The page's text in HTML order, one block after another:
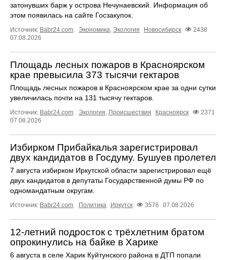
затонувших барж у острова Нечунаевский. Информация об
этом появилась на сайте Госзакупок.
Источник: Babr24.com. Экономика, Экология Новосибирск
2438
07.08.2026
Площадь лесных пожаров в Красноярском
крае превысила 373 тысячи гектаров
Площадь лесных пожаров в Красноярском крае за одни сутки
увеличилась почти на 131 тысячу гектаров.
Источник: Babr24.com. Экология, Происшествия Красноярск
2371
07.08.2026
Избирком Прибайкалья зарегистрировал
двух кандидатов в Госдуму. Бушуев пролетел
7 августа избирком Иркутской области зарегистрировал ещё
двух кандидатов в депутаты Государственной думы РФ по
одномандатным округам.
Источник: Babr24.com. Политика Иркутск 3576 07.08.2026
12‑летний подросток с трёхлетним братом
опрокинулись на байке в Харике
6 августа в селе Харик Куйтунского района в ДТП попали